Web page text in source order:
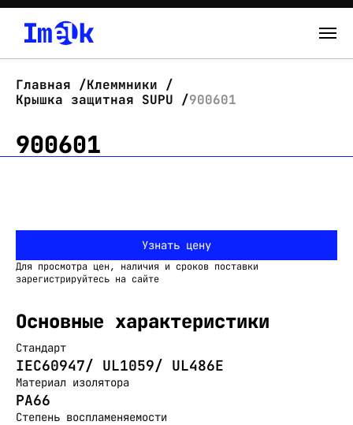
О нас
Новости
Контакты
Вход
Главная
Клеммники
Крышка защитная SUPU
900601
900601
Узнать цену
Для просмотра цен, наличия и сроков поставки
зарегистрируйтесь на сайте
Основные характеристики
Стандарт
IEC60947/ UL1059/ UL486E
Материал изолятора
PA66
Степень воспламеняемости